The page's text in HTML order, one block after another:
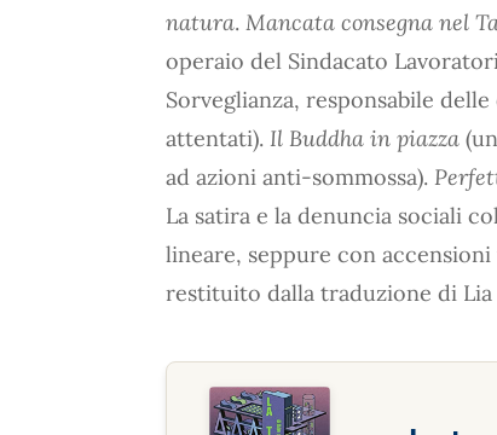
natura. Mancata consegna nel
operaio del Sindacato
Sorveglianza, responsabile
attentati). Il Buddha in piazza
ad azioni anti-sommossa).
La satira e la denuncia sociali
lineare, seppure con
restituito dalla traduzione di